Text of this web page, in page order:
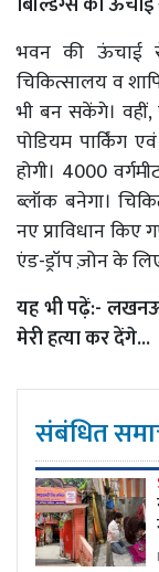
भवन की ऊंचाई
चिकित्सालय व
भी बन सकेंगे। वहीं,
पोडियम पार्किंग
होगी। 4000
ब्लॉक बनेगा।
नए प्राविधान किए
एंड-ड्रॉप ज़ोन के
यह भी पढ़ें:- लखनऊ
मेरी हत्या कर देंगे...
संबंधित